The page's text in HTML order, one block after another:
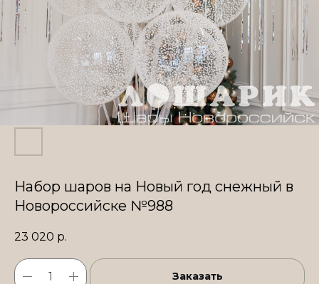
Набор шаров на Новый год снежный в
Новороссийске №988
23 020 р.
Заказать